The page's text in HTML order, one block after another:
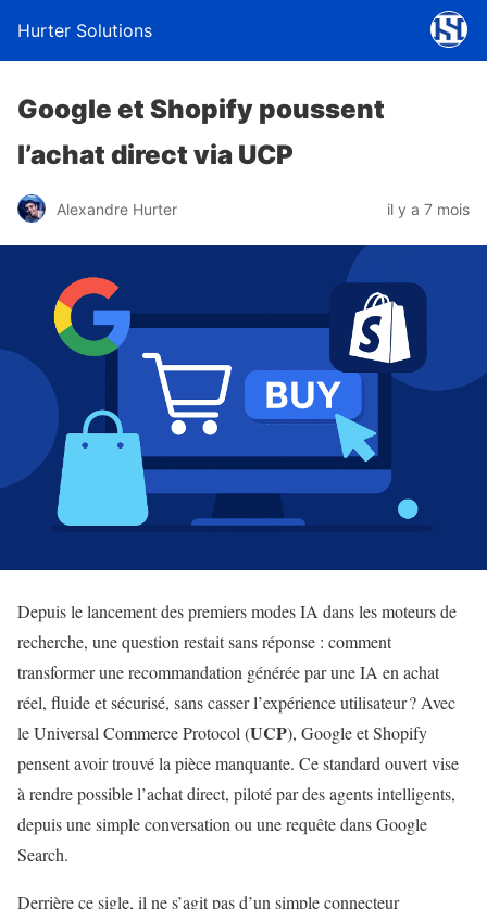
Hurter Solutions
Google et Shopify poussent
l’achat direct via UCP
Alexandre Hurter il y a 7 mois
Depuis le lancement des premiers modes IA dans les moteurs de
recherche, une question restait sans réponse : comment
transformer une recommandation générée par une IA en achat
réel, fluide et sécurisé, sans casser l’expérience utilisateur ? Avec
le Universal Commerce Protocol (UCP), Google et Shopify
pensent avoir trouvé la pièce manquante. Ce standard ouvert vise
à rendre possible l’achat direct, piloté par des agents intelligents,
depuis une simple conversation ou une requête dans Google
Search.
Derrière ce sigle, il ne s’agit pas d’un simple connecteur